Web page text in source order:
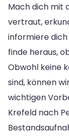
Mach dich mit
vertraut,
informiere
finde heraus,
Obwohl keine
sind, können
wichtigen
Krefeld nach